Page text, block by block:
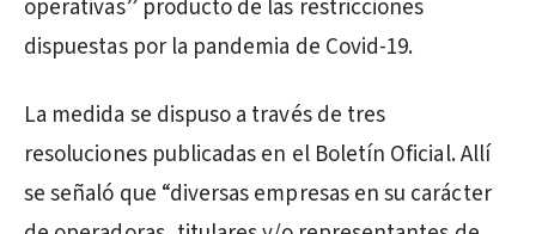
operativas” producto de las restricciones
dispuestas por la pandemia de Covid-19.
La medida se dispuso a través de tres
resoluciones publicadas en el Boletín Oficial. Allí
se señaló que “diversas empresas en su carácter